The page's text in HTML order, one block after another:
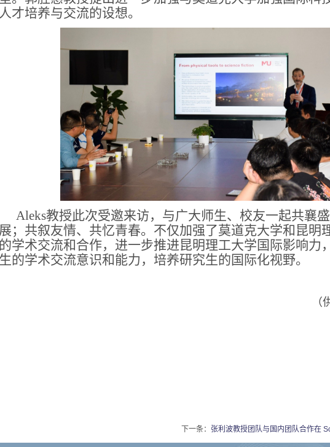
才培养与交流的设想。
Aleks教授此次受邀来访，与广大师生、校友一起共襄
；共叙友情、共忆青春。不仅加强了莫道克大学和昆明
学术交流和合作，进一步推进昆明理工大学国际影响力
的学术交流意识和能力，培养研究生的国际化视野。
（
下一条： 张利波教授团队与国内团队合作在